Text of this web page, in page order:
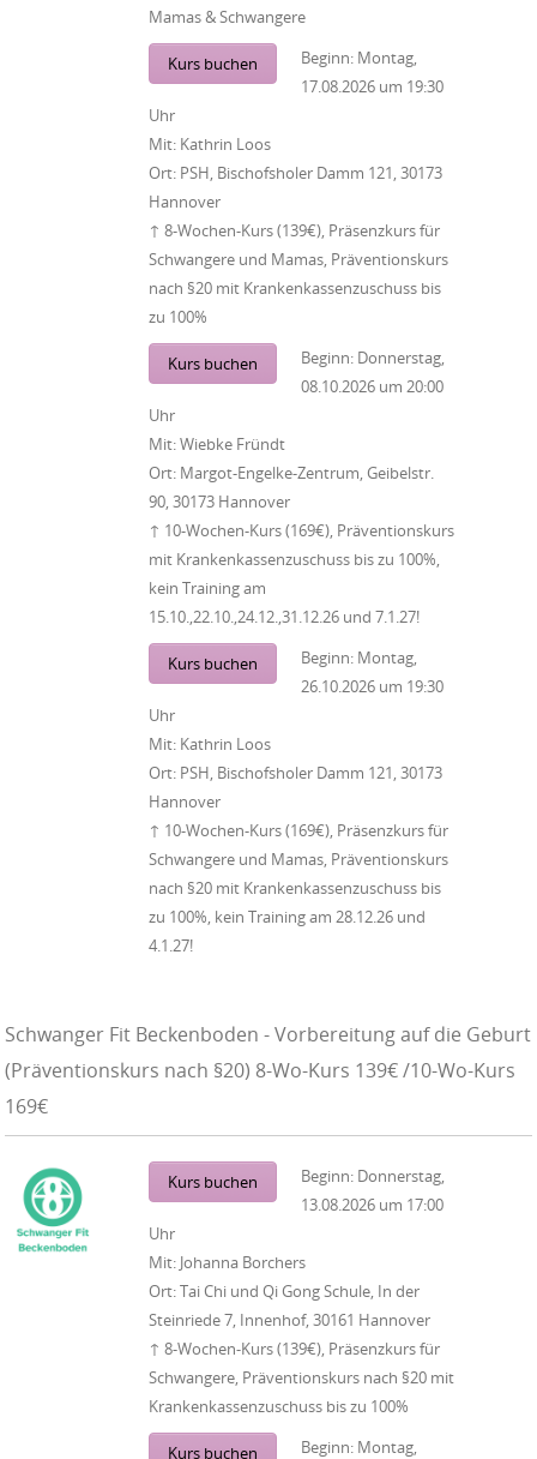
Mamas & Schwangere
Kurs buchen Beginn: Montag,
17.08.2026 um 19:30
Uhr
Mit: Kathrin Loos
Ort: PSH, Bischofsholer Damm 121, 30173
Hannover
↑ 8-Wochen-Kurs (139€), Präsenzkurs für
Schwangere und Mamas, Präventionskurs
nach §20 mit Krankenkassenzuschuss bis
zu 100%
Kurs buchen Beginn: Donnerstag,
08.10.2026 um 20:00
Uhr
Mit:Wiebke Fründt
Ort: Margot-Engelke-Zentrum, Geibelstr.
90, 30173 Hannover
↑ 10-Wochen-Kurs (169€), Präventionskurs
mit Krankenkassenzuschuss bis zu 100%,
kein Training am
15.10.,22.10.,24.12.,31.12.26 und 7.1.27!
Kurs buchen Beginn: Montag,
26.10.2026 um 19:30
Uhr
Mit: Kathrin Loos
Ort: PSH, Bischofsholer Damm 121, 30173
Hannover
↑ 10-Wochen-Kurs (169€), Präsenzkurs für
Schwangere und Mamas, Präventionskurs
nach §20 mit Krankenkassenzuschuss bis
zu 100%, kein Training am 28.12.26 und
4.1.27!
Schwanger Fit Beckenboden - Vorbereitung auf die Geburt
(Präventionskurs nach §20) 8-Wo-Kurs 139€ /10-Wo-Kurs
169€
Kurs buchen Beginn: Donnerstag,
13.08.2026 um 17:00
Uhr
Mit: Johanna Borchers
Ort:Tai Chi und Qi Gong Schule, In der
Steinriede 7, Innenhof, 30161 Hannover
↑ 8-Wochen-Kurs (139€), Präsenzkurs für
Schwangere, Präventionskurs nach §20 mit
Krankenkassenzuschuss bis zu 100%
Kurs buchen Beginn: Montag,